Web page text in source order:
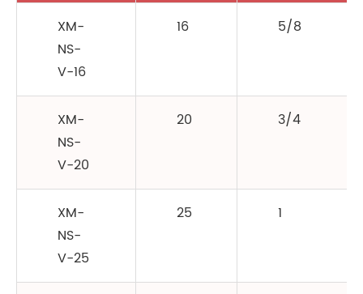
XM-
NS-
V-16
16 5/8
XM-
NS-
V-20
20 3/4
XM-
NS-
V-25
25 1